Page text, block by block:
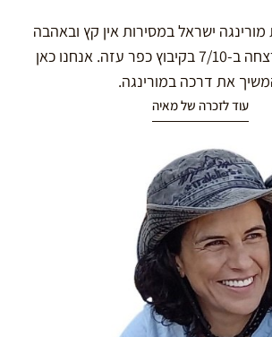
ישראל במסירות אין קץ ובאהבה
גדולה. מאיה נרצחה ב-7/10 בקיבוץ כפר עזה. אנחנו כאן
את דרכה במורינגה.
עוד לזכרה של מאיה